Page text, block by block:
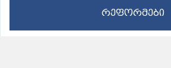
რეფორმები